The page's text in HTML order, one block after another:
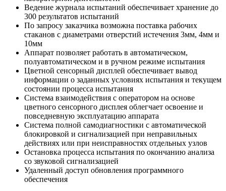
Ведение журнала испытаний обеспечивает хранение до
300 результатов испытаний
По запросу заказчика возможна поставка рабочих
стаканов с диаметрами отверстий истечения 3мм, 4мм и
10мм
Аппарат позволяет работать в автоматическом,
полуавтоматическом и в ручном режиме испытания
Цветной сенсорный дисплей обеспечивает вывод
информации о заданных условиях испытания и текущем
состоянии процесса испытания
Система взаимодействия с оператором на основе
цветного сенсорного дисплея облегчает освоение и
повседневную эксплуатацию аппарата
Система полной самодиагностики с автоматической
блокировкой и сигнализацией при неправильных
действиях или при неисправностях отдельных узлов
Остановка процесса испытания по окончанию анализа
со звуковой сигнализацией
Удаленный доступ обновления программного
обеспечения